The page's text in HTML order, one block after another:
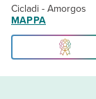
Cicladi - Amorgos
MAPPA